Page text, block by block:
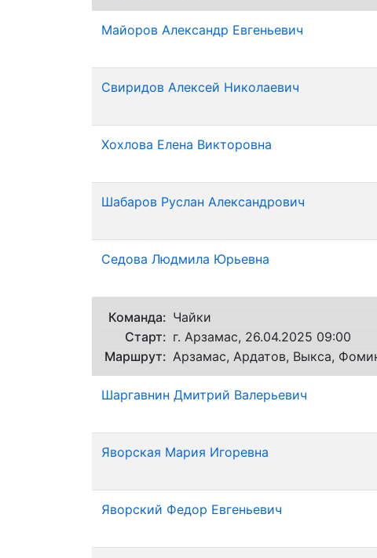
Майоров Александр Евгеньевич
Свиридов Алексей Николаевич
Хохлова Елена Викторовна
Шабаров Руслан Александрович
Седова Людмила Юрьевна
Команда: Чайки
Старт: г. Арзамас, 26.04.2025 09:00
Маршрут: Арзамас, Ардатов, Выкса,
Шаргавнин Дмитрий Валерьевич
Яворская Мария Игоревна
Яворский Федор Евгеньевич